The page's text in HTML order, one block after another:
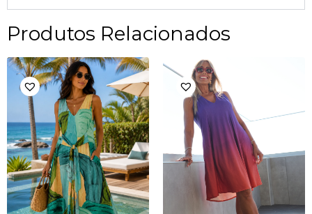
Produtos Relacionados